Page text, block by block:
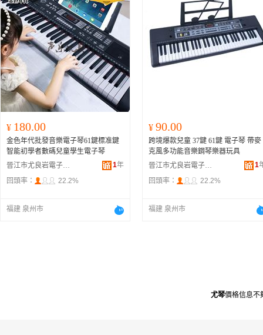
¥ 180.00
金色年代批發音樂電子琴61鍵標准鍵
智能初學者數碼兒童學生電子琴
晉江市尤良岩電子商務有限公司
1年
回頭率：
22.2%
福建 泉州市
¥ 90.00
跨境爆款兒童 37鍵 61鍵 電子琴 帶麥
克風多功能音樂鋼琴樂器玩具
晉江市尤良岩電子商務有限公司
1
回頭率：
22.2%
福建 泉州市
尤琴價格信息不